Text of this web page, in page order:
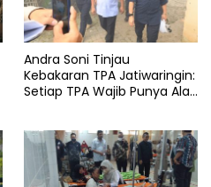
Andra Soni Tinjau
Kebakaran TPA Jatiwaringin:
Setiap TPA Wajib Punya Alat